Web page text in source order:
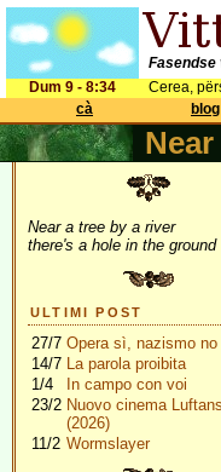
Fasendse
Dum 9 - 8:34
Cerea,
cà
blog
Near a tree by a river
there's a hole in the ground
ULTIMI POST
27/7 Opera sì, nazismo no
14/7 La parola proibita
1/4
In campo con voi
23/2 Nuovo cinema
(2026)
11/2 Wormslayer